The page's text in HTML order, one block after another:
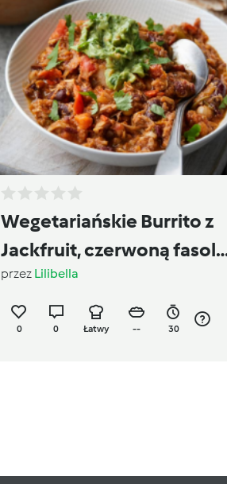
Wegetariańskie Burrito z
Jackfruit, czerwoną fasolą
i guacamole
przez Lilibella
0 0 Łatwy -- 30